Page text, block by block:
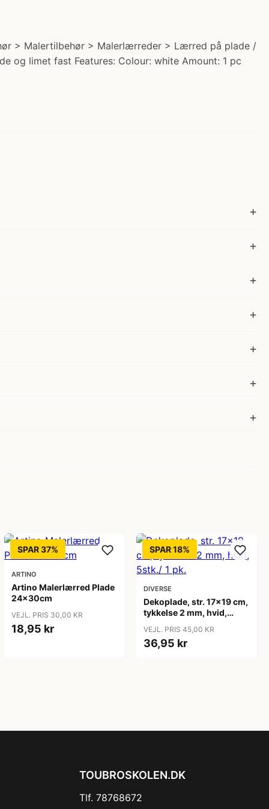
> Malertilbehør > Malerlærreder > Lærred på plade /
og limet fast Features: Colour: white Amount: 1 pc
SPAR 37%
ARTINO
Artino Malerlærred Plade
24x30cm
VEJL. PRIS 30,00 KR
18,95 kr
SPAR 18%
DIVERSE
Dekoplade, str. 17x19 cm,
tykkelse 2 mm, hvid,
VEJL. PRIS 45,00 KR
36,95 kr
TOUBROSKOLEN.DK
Tlf. 78768672